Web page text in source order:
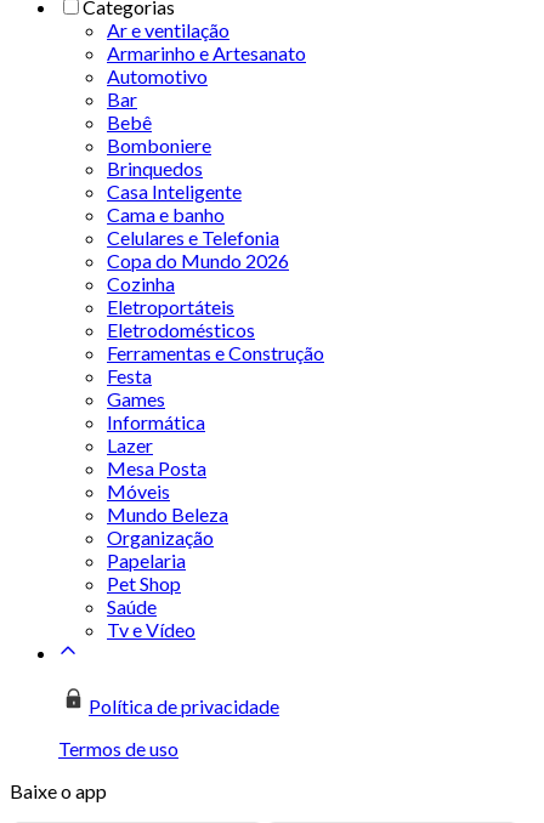
Categorias
Ar e ventilação
Armarinho e Artesanato
Automotivo
Bar
Bebê
Bomboniere
Brinquedos
Casa Inteligente
Cama e banho
Celulares e Telefonia
Copa do Mundo 2026
Cozinha
Eletroportáteis
Eletrodomésticos
Ferramentas e Construção
Festa
Games
Informática
Lazer
Mesa Posta
Móveis
Mundo Beleza
Organização
Papelaria
Pet Shop
Saúde
Tv e Vídeo
Política de privacidade
Termos de uso
Baixe o app